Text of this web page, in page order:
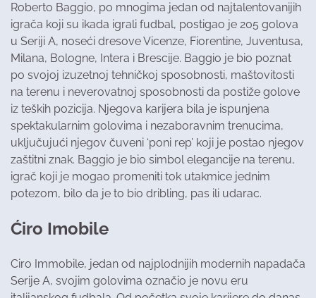
Roberto Baggio, po mnogima jedan od najtalentovanijih
igrača koji su ikada igrali fudbal, postigao je 205 golova
u Seriji A, noseći dresove Vicenze, Fiorentine, Juventusa,
Milana, Bologne, Intera i Brescije. Baggio je bio poznat
po svojoj izuzetnoj tehničkoj sposobnosti, maštovitosti
na terenu i neverovatnoj sposobnosti da postiže golove
iz teških pozicija. Njegova karijera bila je ispunjena
spektakularnim golovima i nezaboravnim trenucima,
uključujući njegov čuveni ‘poni rep’ koji je postao njegov
zaštitni znak. Baggio je bio simbol elegancije na terenu,
igrač koji je mogao promeniti tok utakmice jednim
potezom, bilo da je to bio dribling, pas ili udarac.
Ćiro Imobile
Ciro Immobile, jedan od najplodnijih modernih napadača
Serije A, svojim golovima označio je novu eru